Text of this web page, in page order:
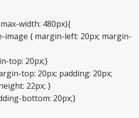
width: 480px){
image { margin-left: 20px; margin-
top: 20px;}
top: 20px; padding: 20px;
22px; }
bottom: 20px;}